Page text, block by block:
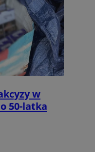
w
50-latka